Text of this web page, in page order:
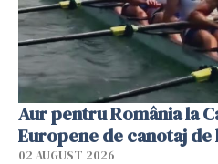
Aur pentru România la
Europene de canotaj de
02 AUGUST 2026